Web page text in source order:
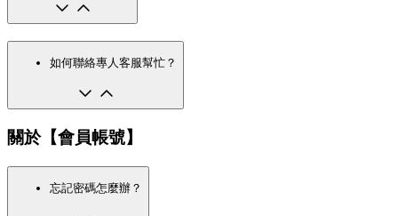
如何聯絡專人客服幫忙？
關於【會員帳號】
忘記密碼怎麼辦？